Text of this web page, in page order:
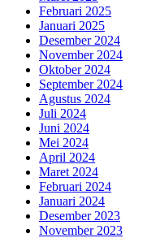
Februari 2025
Januari 2025
Desember 2024
November 2024
Oktober 2024
September 2024
Agustus 2024
Juli 2024
Juni 2024
Mei 2024
April 2024
Maret 2024
Februari 2024
Januari 2024
Desember 2023
November 2023